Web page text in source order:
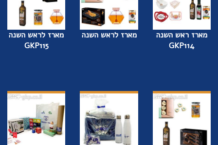
מארז ראש השנה
GKP114
מארז לראש השנה
מארז לראש השנה
GKP115